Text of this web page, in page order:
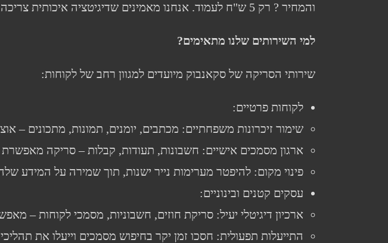
והמחיר ? רק 5 ש"ח לעמוד. אנחנו מאמינים שדיגיטציה איכותית צריכה להיות נגישה לכל אחד – מלקוחות פרטיים ועד ארגונים גדולים.
למי השירותים שלנו מתאימים?
שירותי הסריקה של סקאנבוק מיועדים למגוון רחב של לקוחות:
לקוחות פרטיים:
שימור זיכרונות משפחתיים: מכתבים, יומנים, תמונות, מתכונים –
ארגון מסמכים אישיים: חשבונות, תעודות, קבלות – סריקה
פינוי מקום: להיפטר מערימות נייר ישנות, תוך שמירה על המידע
עסקים קטנים ובינוניים:
ארכיון דיגיטלי יעיל: סריקת חוזים, חשבוניות, מסמכי לקוחות –
התייעלות תפעולית: חסכו זמן יקר בחיפוש מסמכים וייעלו את